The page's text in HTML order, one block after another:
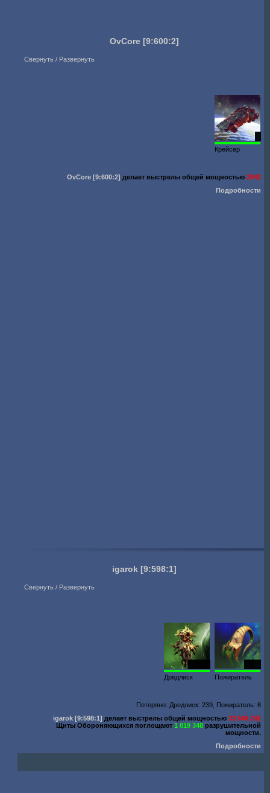
OvCore [9:600:2]
Свернуть / Развернуть
Крейсер
OvCore [9:600:2] делает выстрелы общей мощностью2842
Подробности
igarok [9:598:1]
Свернуть / Развернуть
Дредлиск
Пожиратель
Потеряно: Дредлиск: 239, Пожиратель: 8
igarok [9:598:1] делает выстрелы общей мощностью33 548 241
Щиты Обороняющихся поглощают1 019 348 разрушительной
мощности.
Подробности